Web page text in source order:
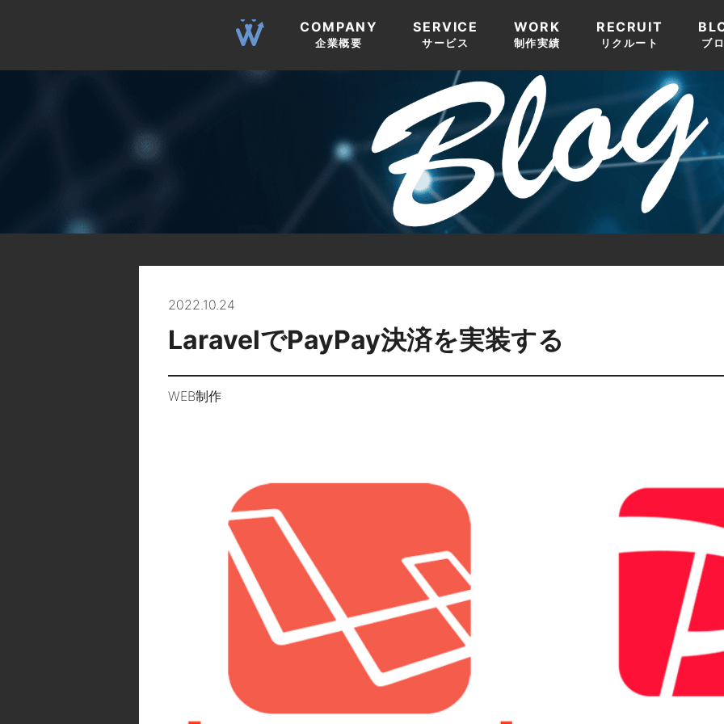
COMPANY
企業概要
SERVICE
サービス
WORK
制作実績
RECRUIT
リクルート ブ
2022.10.24
LaravelでPayPay決済を実装する
WEB制作